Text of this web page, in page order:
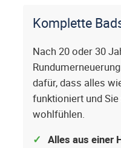
Komplette
Nach 20 oder 30
dafür, dass alles
funktioniert und
wohlfühlen.
Alles aus einer